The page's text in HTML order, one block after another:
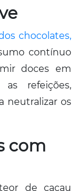
chocolates,
contínuo
doces em
refeições,
neutralizar os
com
de cacau